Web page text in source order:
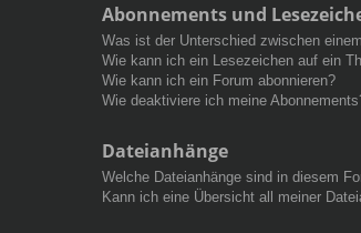
Abonnements und
Was ist der Unterschied zwischen
Wie kann ich ein Lesezeichen auf ein
Wie kann ich ein Forum abonnieren?
Wie deaktiviere ich meine
Dateianhänge
Welche Dateianhänge sind in diesem
Kann ich eine Übersicht all meiner